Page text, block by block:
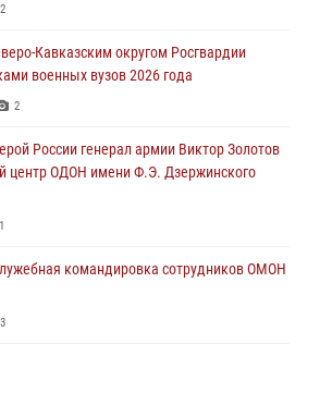
Росгвардии провели турнир по
бригады Росгвардии встретились с
(видео)
2 1
2
Кавказским округом Росгвардии
военных вузов 2026 года
2
России генерал армии Виктор Золотов
центр ОДОН имени Ф.Э. Дзержинского
1
командировка сотрудников ОМОН
3